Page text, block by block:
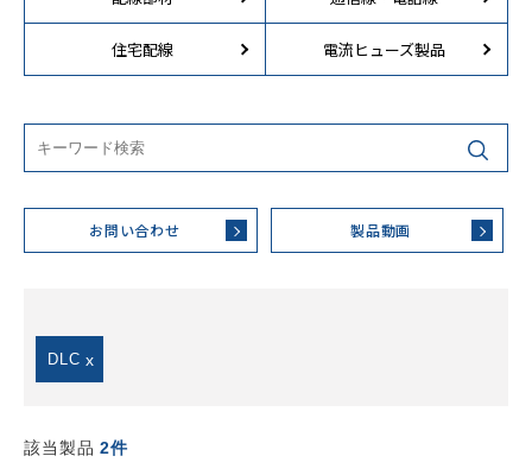
住宅配線 電流ヒューズ製品
お問い合わせ 製品動画
DLC
該当製品2件